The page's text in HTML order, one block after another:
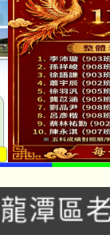
、30在
潭區